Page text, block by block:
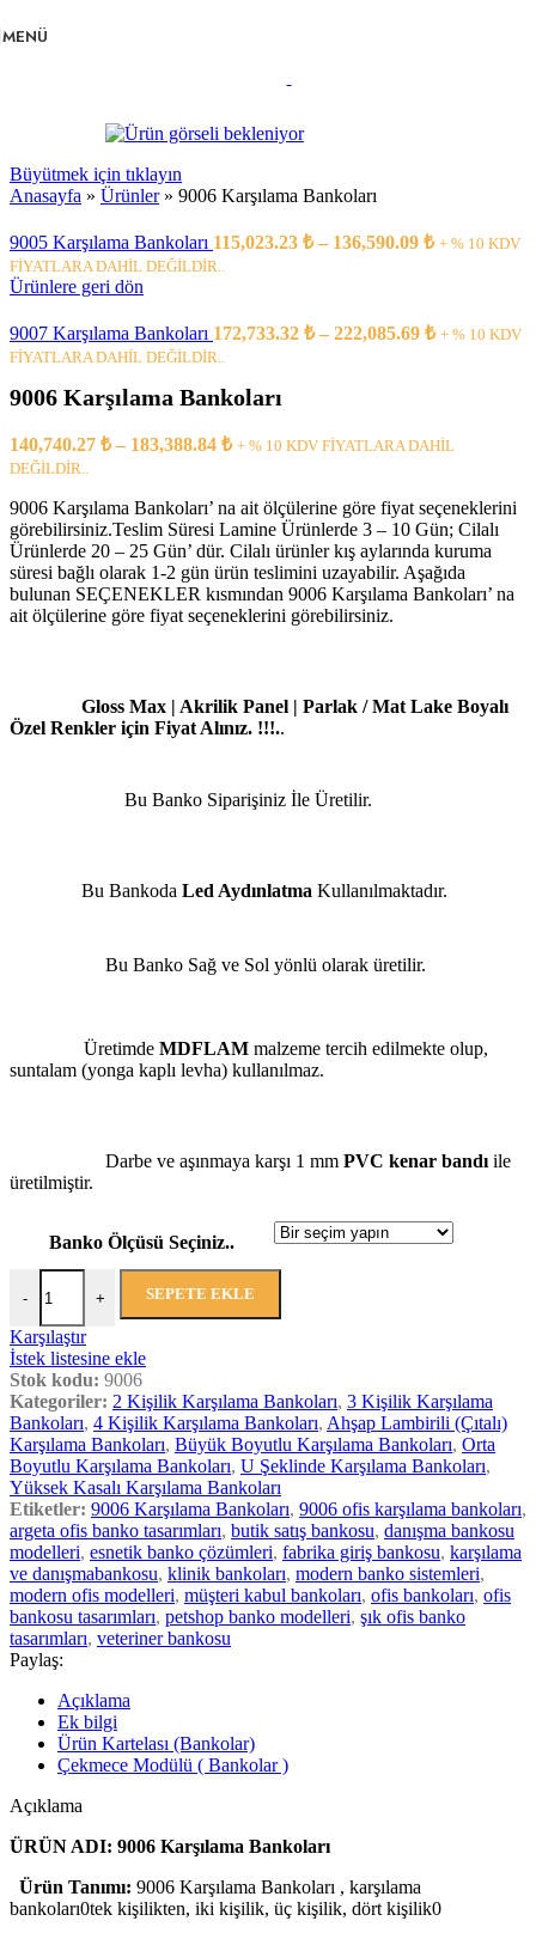
MENÜ
Büyütmek için tıklayın
Anasayfa » Ürünler» 9006 Karşılama Bankoları
9005 Karşılama Bankoları 115,023.23 ₺ – 136,590.09 ₺ + % 10 KDV
FİYATLARA DAHİL DEĞİLDİR..
Ürünlere geri dön
9007 Karşılama Bankoları 172,733.32 ₺ – 222,085.69 ₺ + % 10 KDV
FİYATLARA DAHİL DEĞİLDİR..
9006 Karşılama Bankoları
140,740.27 ₺ – 183,388.84 ₺ + % 10 KDV FİYATLARA DAHİL
DEĞİLDİR..
9006 Karşılama Bankoları’ na ait ölçülerine göre fiyat seçeneklerini
görebilirsiniz.Teslim Süresi Lamine Ürünlerde 3 – 10 Gün; Cilalı
Ürünlerde 20 – 25 Gün’ dür. Cilalı ürünler kış aylarında kuruma
süresi bağlı olarak 1-2 gün ürün teslimini uzayabilir. Aşağıda
bulunan SEÇENEKLER kısmından 9006 Karşılama Bankoları’ na
ait ölçülerine göre fiyat seçeneklerini görebilirsiniz.
Gloss Max | Akrilik Panel | Parlak / Mat Lake Boyalı
Özel Renkler için Fiyat Alınız. !!!..
Bu Banko Siparişiniz İle Üretilir.
Bu Bankoda Led Aydınlatma Kullanılmaktadır.
Bu Banko Sağ ve Sol yönlü olarak üretilir.
Üretimde MDFLAM malzeme tercih edilmekte olup,
suntalam (yonga kaplı levha) kullanılmaz.
Darbe ve aşınmaya karşı 1 mm PVC kenar bandı ile
üretilmiştir.
Banko Ölçüsü Seçiniz..
- + SEPETE EKLE
Karşılaştır
İstek listesine ekle
Stok kodu: 9006
Kategoriler: 2 Kişilik Karşılama Bankoları, 3 Kişilik Karşılama
Bankoları, 4 Kişilik Karşılama Bankoları, Ahşap Lambirili (Çıtalı)
Karşılama Bankoları, Büyük Boyutlu Karşılama Bankoları, Orta
Boyutlu Karşılama Bankoları, U Şeklinde Karşılama Bankoları,
Yüksek Kasalı Karşılama Bankoları
Etiketler: 9006 Karşılama Bankoları, 9006 ofis karşılama bankoları,
argeta ofis banko tasarımları, butik satış bankosu, danışma bankosu
modelleri, esnetik banko çözümleri, fabrika giriş bankosu, karşılama
ve danışmabankosu, klinik bankoları, modern banko sistemleri,
modern ofis modelleri, müşteri kabul bankoları, ofis bankoları, ofis
bankosu tasarımları, petshop banko modelleri, şık ofis banko
tasarımları, veteriner bankosu
Paylaş:
Açıklama
Ek bilgi
Ürün Kartelası (Bankolar)
Çekmece Modülü ( Bankolar )
Açıklama
ÜRÜN ADI: 9006 Karşılama Bankoları
Ürün Tanımı: 9006 Karşılama Bankoları , karşılama
bankoları0tek kişilikten, iki kişilik, üç kişilik, dört kişilik0